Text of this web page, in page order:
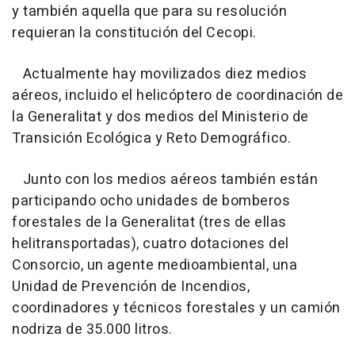
y también aquella que para su resolución
requieran la constitución del Cecopi.
Actualmente hay movilizados diez medios
aéreos, incluido el helicóptero de coordinación de
la Generalitat y dos medios del Ministerio de
Transición Ecológica y Reto Demográfico.
Junto con los medios aéreos también están
participando ocho unidades de bomberos
forestales de la Generalitat (tres de ellas
helitransportadas), cuatro dotaciones del
Consorcio, un agente medioambiental, una
Unidad de Prevención de Incendios,
coordinadores y técnicos forestales y un camión
nodriza de 35.000 litros.